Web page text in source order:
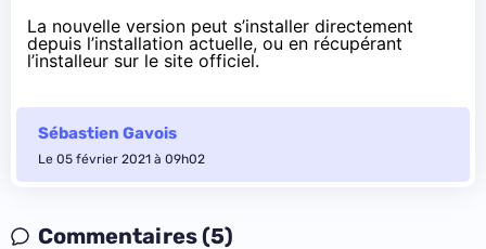
La nouvelle version peut s’installer directement
depuis l’installation actuelle, ou en récupérant
l’installeur sur le site officiel.
Sébastien Gavois
Le 05 février 2021 à 09h02
Commentaires (5)